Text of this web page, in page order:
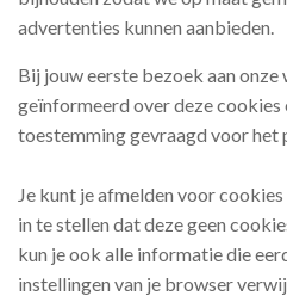
advertenties kunnen aanbieden.
Bij jouw eerste bezoek aan
geïnformeerd over deze cookies
toestemming gevraagd voor het
Je kunt je afmelden voor
in te stellen dat deze geen
kun je ook alle informatie die
instellingen van je browser